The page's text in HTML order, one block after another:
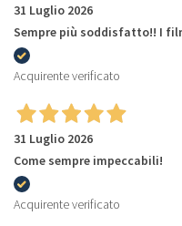
31 Luglio 2026
Sempre più soddisfatto!! I
Acquirente verificato
31 Luglio 2026
Come sempre impeccabili!
Acquirente verificato